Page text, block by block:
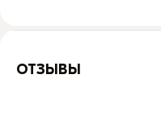
ОТЗЫВЫ